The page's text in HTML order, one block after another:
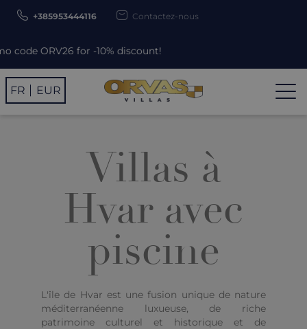
for -10% discount!
+385953444116 Contactez-nous
FR EUR
Villas à
Hvar avec
piscine
L'île de Hvar est une fusion unique de nature
méditerranéenne luxueuse, de riche
patrimoine culturel et historique et de